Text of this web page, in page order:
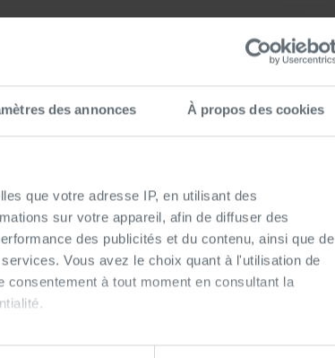
des annonces À propos des cookies
que votre adresse IP, en utilisant des
sur votre appareil, afin de diffuser des
des publicités et du contenu, ainsi que de
Vous avez le choix quant à l'utilisation de
à tout moment en consultant la